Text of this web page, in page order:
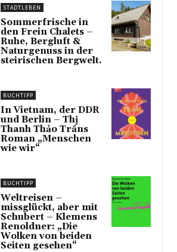
STADTLEBEN
Sommerfrische in
den Frein Chalets –
Ruhe, Bergluft &
Naturgenuss in der
steirischen Bergwelt.
BUCHTIPP
In Vietnam, der DDR
und Berlin – Thị
Thanh Thảo Trầns
Roman „Menschen
wie wir“
BUCHTIPP
Weltreisen –
missglückt, aber mit
Schubert – Klemens
Renoldner: „Die
Wolken von beiden
Seiten gesehen“